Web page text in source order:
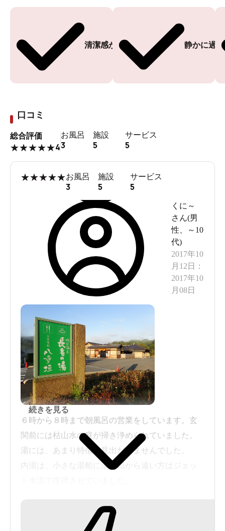
清潔感がある 静かに過
口コミ
総合評価
★★★★★4
お風呂
3
施設
5
サービス
5
★★★★★お風呂
3
施設
5
サービス
5
くに～
さん(男
性
～10
代)
2017年10
月12日
：
2017年10
月08日
６時から８時まで朝風呂の営業をしています。玄
関前には枯山水の庭が掃き浄められていました。
湯には、あまり特徴を見出だせませんでした。
内湯は、小さな湯船に湯出口から遠い方はジェッ
方は、やや塩素を強く感じました。目隠しの垣根
は背伸びをしても、あまり景色を眺められない高
続きを見る